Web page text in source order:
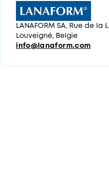
LANAFORM SA, Rue de la
Louveigné, Belgie
info@lanaform.com